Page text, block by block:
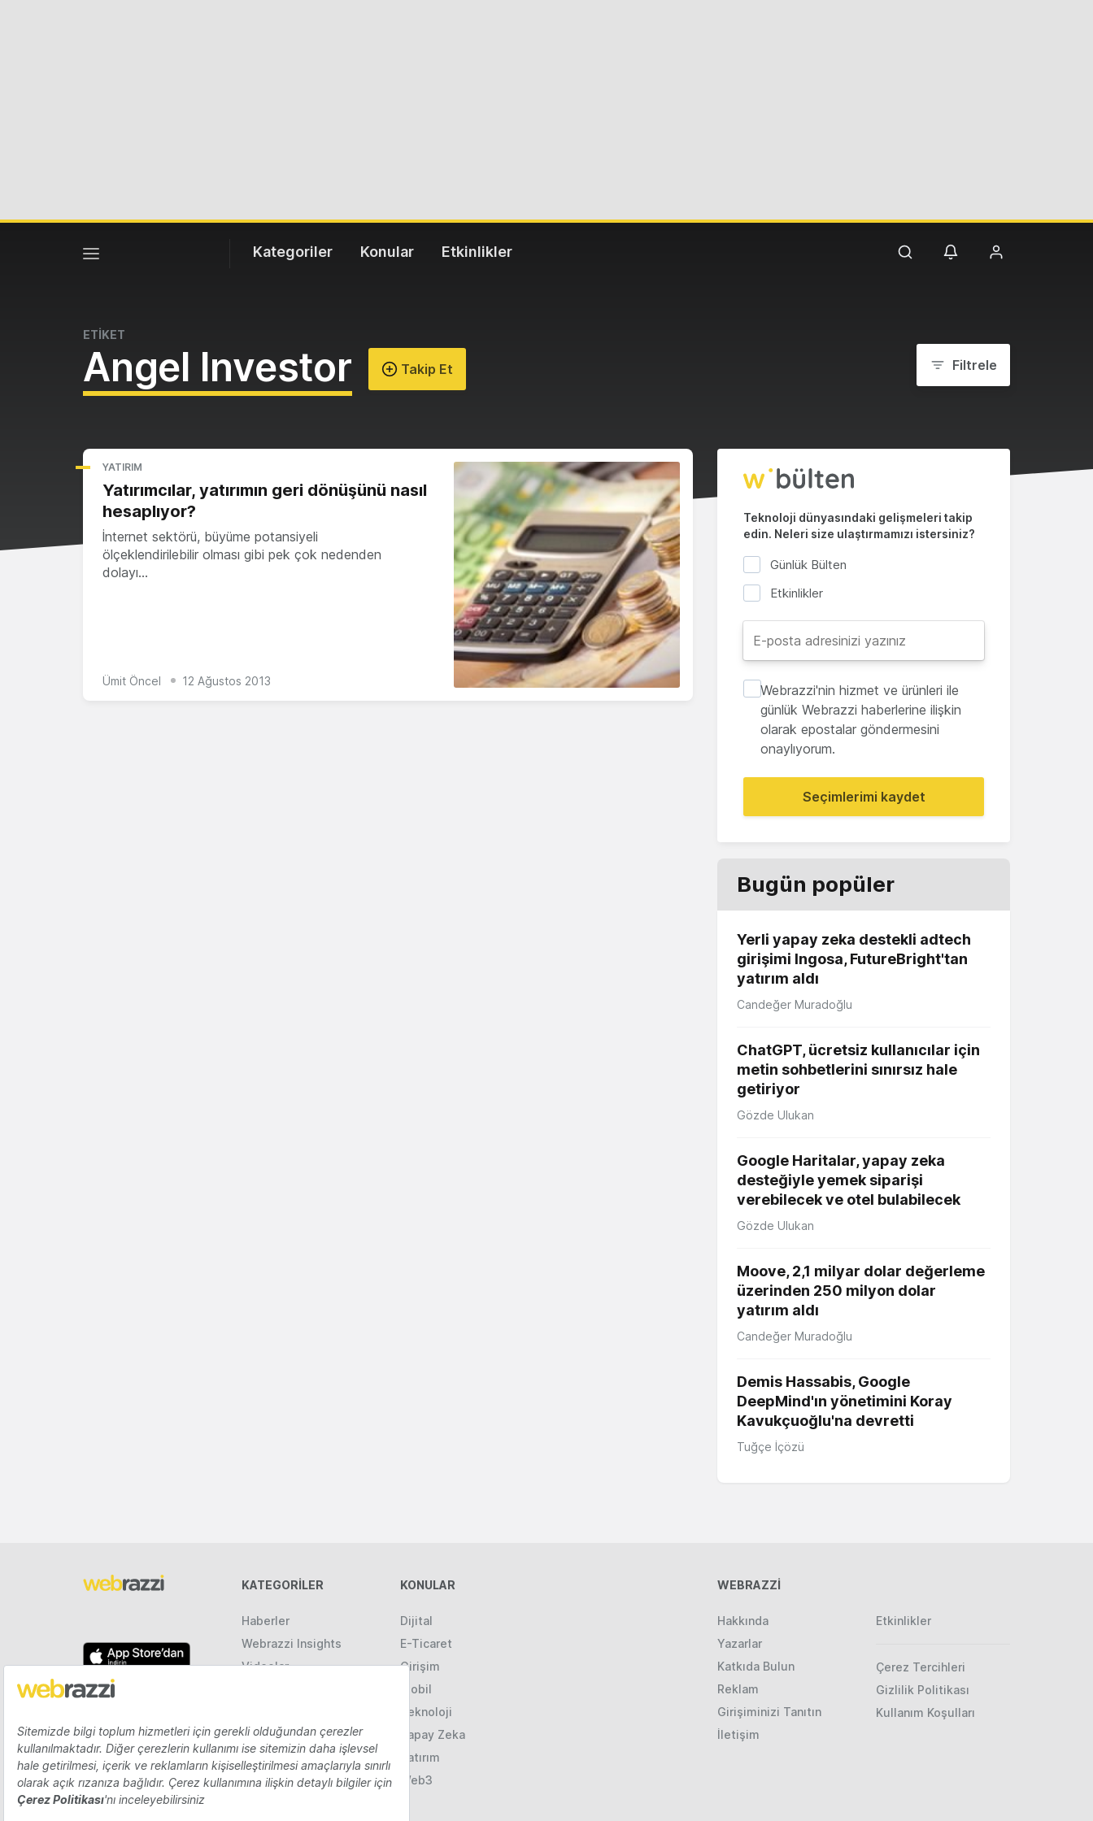
Kategoriler Konular Etkinlikler
ETİKET
Angel Investor Takip Et Filtrele
YATIRIM
Yatırımcılar, yatırımın geri dönüşünü nasıl
hesaplıyor?
İnternet sektörü, büyüme potansiyeli
ölçeklendirilebilir olması gibi pek çok nedenden
dolayı…
Ümit Öncel 12 Ağustos 2013
Teknoloji dünyasındaki gelişmeleri takip
edin. Neleri size ulaştırmamızı istersiniz?
Günlük Bülten
Etkinlikler
Webrazzi'nin hizmet ve ürünleri ile
günlük Webrazzi haberlerine ilişkin
olarak epostalar göndermesini
onaylıyorum.
Seçimlerimi kaydet
Bugün popüler
Yerli yapay zeka destekli adtech
girişimi Ingosa, FutureBright'tan
yatırım aldı
Candeğer Muradoğlu
ChatGPT, ücretsiz kullanıcılar için
metin sohbetlerini sınırsız hale
getiriyor
Gözde Ulukan
Google Haritalar, yapay zeka
desteğiyle yemek siparişi
verebilecek ve otel bulabilecek
Gözde Ulukan
Moove, 2,1 milyar dolar değerleme
üzerinden 250 milyon dolar
yatırım aldı
Candeğer Muradoğlu
Demis Hassabis, Google
DeepMind'ın yönetimini Koray
Kavukçuoğlu'na devretti
Tuğçe İçözü
KATEGORILER
Haberler
Webrazzi Insights
Videolar
KONULAR
Dijital
E-Ticaret
Girişim
Mobil
Teknoloji
Yapay Zeka
Yatırım
Web3
WEBRAZZİ
Hakkında
Yazarlar
Katkıda Bulun
Reklam
Girişiminizi Tanıtın
İletişim
Etkinlikler
Çerez Tercihleri
Gizlilik Politikası
Kullanım Koşulları